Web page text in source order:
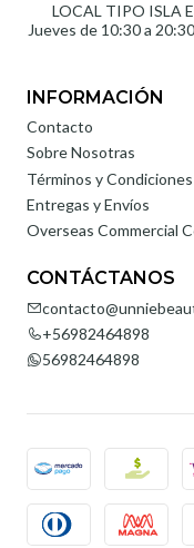
LOCAL TIPO ISLA
Jueves de 10:30 a
INFORMACIÓN
Contacto
Sobre Nosotras
Términos y
Entregas y Envíos
Overseas Commercial
CONTÁCTANOS
+56982464898
56982464898